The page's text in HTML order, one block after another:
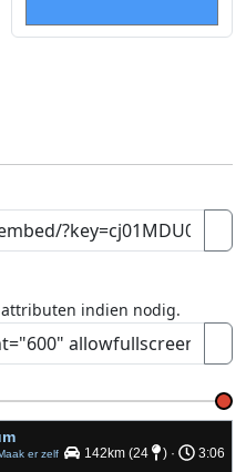
attributen indien nodig.